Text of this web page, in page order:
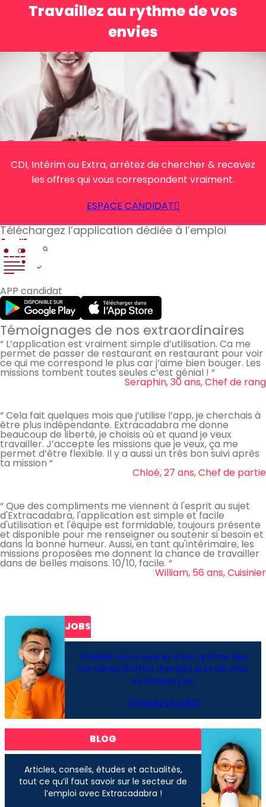
Téléchargez l’application dédiée à l’emploi
APP candidat
Travaillez au rythme de vos
envies
CDI, Intérim ou Extra, arrêtez de chercher & recevez
les offres qui vous correspondent vraiment.
ESPACE CANDIDAT
Témoignages de nos extraordinaires
“ L’application est vraiment simple d’utilisation. Ca me
permet de passer de restaurant en restaurant pour voir
ce qui me correspond le plus car j’aime bien bouger. Les
missions tombent toutes seules c’est génial ! “
Seraphin, 30 ans, Chef de rang
“ Cela fait quelques mois que j’utilise l’app, je cherchais à
être plus indépendante. Extracadabra me donne
beaucoup de liberté, je choisis où et quand je veux
travailler. J’accepte les missions que je veux, ça me
permet d’être flexible. Il y a aussi un très bon suivi après
ta mission “
Chloé, 27 ans, Chef de partie
“ Que des compliments me viennent à l'esprit au sujet
d'Extracadabra, l'application est simple et facile
d'utilisation et l'équipe est formidable, toujours présente
et disponible pour me renseigner ou soutenir si besoin et
dans la bonne humeur. Aussi, en tant qu'intérimaire, les
missions proposées me donnent la chance de travailler
dans de belles maisons. 10/10, facile. “
William, 56 ans, Cuisinier
JOBS
Travaille où tu veux et à ton rythme, des
centaines d’offres d’emploi près de chez
toi chaque jour.
Trouvez un job
BLOG
Articles, conseils, études et actualités,
tout ce qu’il faut savoir sur le secteur de
l’emploi avec Extracadabra !